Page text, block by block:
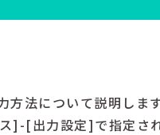
法について説明します
[出力設定]で指定さ